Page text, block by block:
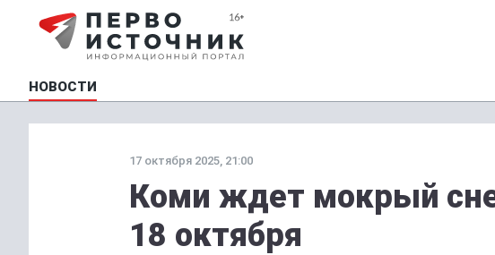
НОВОСТИ
17 октября 2025, 21:00
Коми ждет мокрый
18 октября